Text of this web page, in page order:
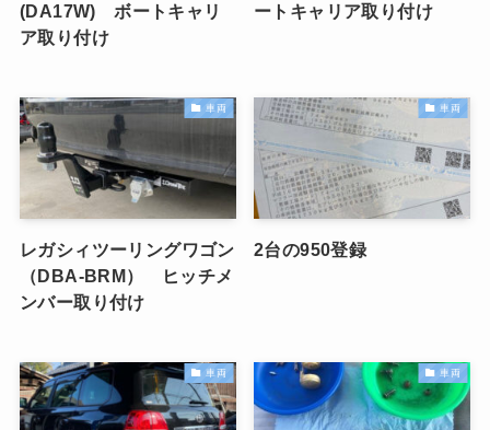
(DA17W) ボートキャリ
ア取り付け
ートキャリア取り付け
車両
レガシィツーリングワゴン
（DBA-BRM） ヒッチメ
ンバー取り付け
車両
2台の950登録
車両 車両